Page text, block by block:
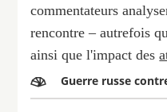
commentateurs
rencontre – autrefois
ainsi que l'impact des
 Guerre russe